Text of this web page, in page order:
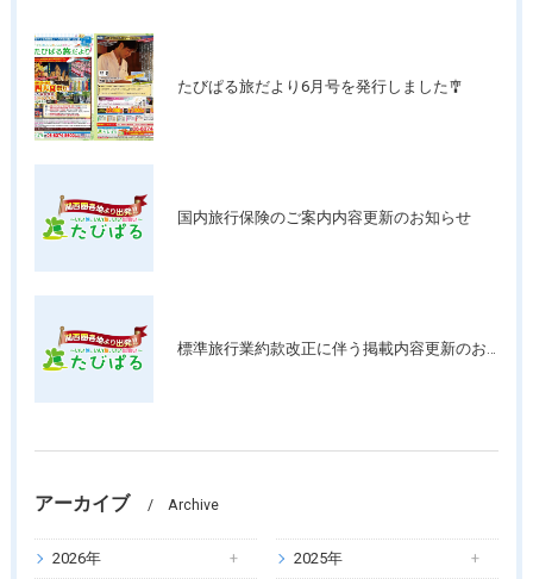
たびぱる旅だより6月号を発行しました🎐
国内旅行保険のご案内内容更新のお知らせ
標準旅行業約款改正に伴う掲載内容更新のお知らせ
アーカイブ Archive
2026年 2025年